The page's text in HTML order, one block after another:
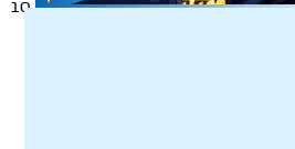
10